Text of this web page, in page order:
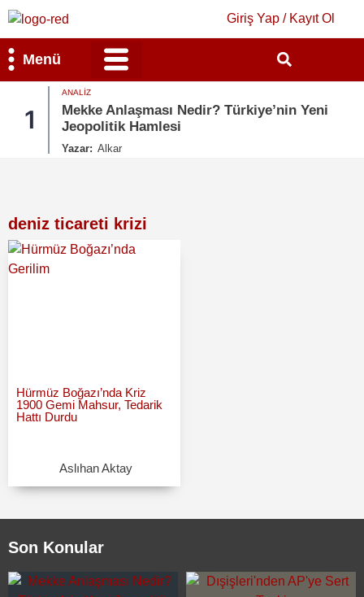
Giriş Yap / Kayıt Ol
Menü
1
ANALIZ
Mekke Anlaşması Nedir? Türkiye’nin Yeni
Jeopolitik Hamlesi
Yazar: Alkar
deniz ticareti krizi
Hürmüz Boğazı’nda Kriz
1900 Gemi Mahsur, Tedarik
Hattı Durdu
Aslıhan Aktay
Son Konular